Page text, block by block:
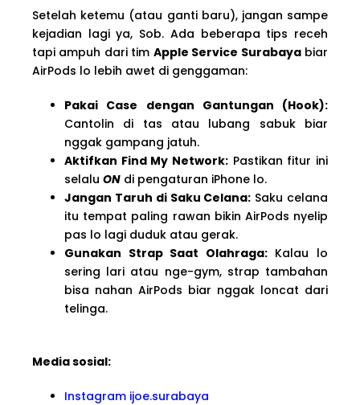
Setelah ketemu (atau ganti baru), jangan sampe
kejadian lagi ya, Sob. Ada beberapa tips receh
tapi ampuh dari tim Apple Service Surabayabiar
AirPods lo lebih awet di genggaman:
Pakai Case dengan Gantungan (Hook):
Cantolin di tas atau lubang sabuk biar
nggak gampang jatuh.
Aktifkan Find My Network: Pastikan fitur ini
selalu ON di pengaturan iPhone lo.
Jangan Taruh di Saku Celana: Saku celana
itu tempat paling rawan bikin AirPods nyelip
pas lo lagi duduk atau gerak.
Gunakan Strap Saat Olahraga:Kalau lo
sering lari atau nge-gym, strap tambahan
bisa nahan AirPods biar nggak loncat dari
telinga.
Media sosial:
Instagram ijoe.surabaya